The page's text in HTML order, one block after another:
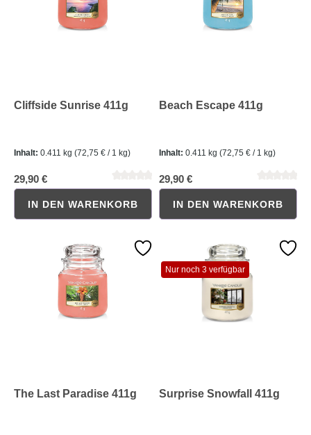
Cliffside Sunrise 411g
Inhalt: 0.411 kg (72,75 € / 1 kg)
29,90 €
IN DEN WARENKORB
Beach Escape 411g
Inhalt: 0.411 kg (72,75 € / 1 kg)
29,90 €
IN DEN WARENKORB
The Last Paradise 411g
Nur noch 3 verfügbar
Surprise Snowfall 411g